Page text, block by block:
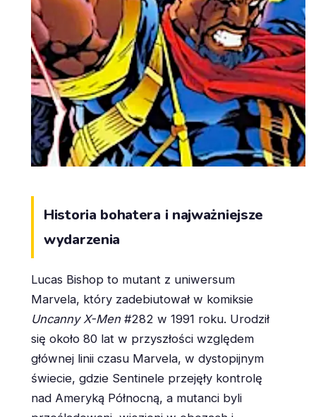
Historia bohatera i najważniejsze
wydarzenia
Lucas Bishop to mutant z uniwersum
Marvela, który zadebiutował w komiksie
Uncanny X-Men #282 w 1991 roku. Urodził
się około 80 lat w przyszłości względem
głównej linii czasu Marvela, w dystopijnym
świecie, gdzie Sentinele przejęły kontrolę
nad Ameryką Północną, a mutanci byli